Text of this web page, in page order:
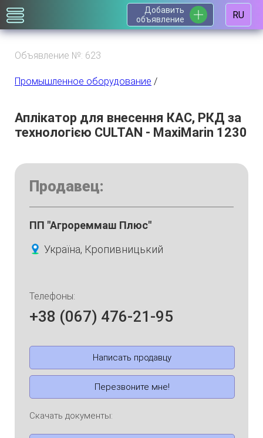
Добавить
объявление
RU
Объявление №: 623
Промышленное оборудование /
Аплікатор для внесення КАС, РКД за
технологією CULTAN - MaxiMarin 1230
Продавец:
ПП "Агрореммаш Плюс"
Україна, Кропивницький
Телефоны:
+38 (067) 476-21-95
Написать продавцу
Перезвоните мне!
Скачать документы: